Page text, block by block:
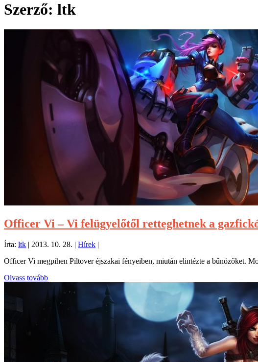
Szerző: ltk
Officer Vi – Vi felügyelőtől retteghetnek a
Írta: ltk | 2013. 10. 28. | Hírek |
Officer Vi megpihen Piltover éjszakai fényeiben, miután elintézte a bűnözőket.
Olvass tovább